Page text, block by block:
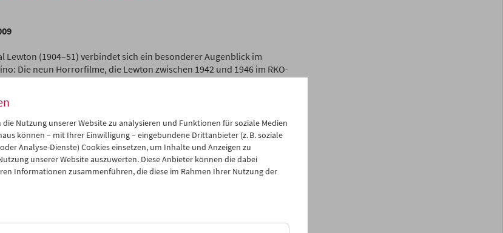
Lewton (1904–51) verbindet sich ein besonderer Augenblick im
Die neun Horrorfilme, die Lewton zwischen 1942 und 1946 im RKO-
Effekt. Die Methode hatte auch finanzielle Gründe (bei einem Budget von
musste Erfindungsreichtum teure Tricks und Dekors ersetzen), aber
Lewtons europäischer Prägung und seinen literarischen Vorlieben.
seiner ersten ProduktionCat Peopleverschaffte ihm Freiraum, um
und ­erstaun­lichen Vision des Unheimlichen zu arbeiten: Lewtons RKO-
getragen und subtil, entwickeln dabei einen hypnotischen
hat eine entscheidende Traditionslinie im „unwirklichen“ Kino
Lewtons Filme aber auch ein ­heim­liches Porträt wirklicher Ängste:
Nutzung unserer Website zu analysieren und Funktionen für soziale Medien
können – mit Ihrer Einwilligung – eingebundene Drittanbieter (z. B. soziale
Analyse-Dienste) Cookies einsetzen, um Inhalte und Anzeigen zu
unserer Website auszuwerten. Diese Anbieter können die dabei
Informationen zusammenführen, die diese im Rahmen Ihrer Nutzung der